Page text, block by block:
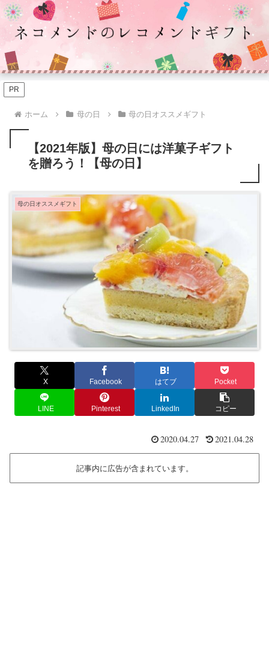
PR
ホーム 母の日 母の日オススメギフト
【2021年版】母の日には洋菓子ギフト
を贈ろう！【母の日】
母の日オススメギフト
X Facebook はてブ Pocket
LINE Pinterest LinkedIn コピー
2020.04.27 2021.04.28
記事内に広告が含まれています。